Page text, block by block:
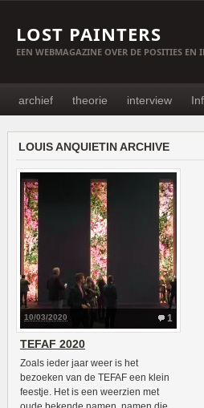
LOST PAINTERS
EEN WEBMAGAZINE OVER DE POSITIES EN
archief theorie interview
LOUIS ANQUIETIN ARCHIVE
1
10/03/2020
TEFAF 2020
Zoals ieder jaar weer is het
bezoeken van de TEFAF een klein
feestje. Het is een weerzien met